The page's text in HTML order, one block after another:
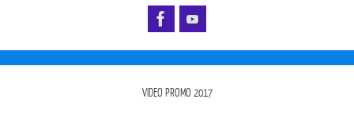
VIDEO PROMO 2017